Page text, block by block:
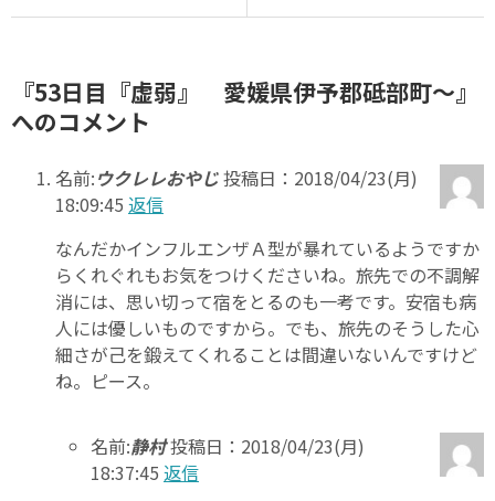
『53日目『虚弱』 愛媛県伊予郡砥部町～』
へのコメント
名前:ウクレレおやじ投稿日：2018/04/23(月)
18:09:45 返信
なんだかインフルエンザＡ型が暴れているようですか
らくれぐれもお気をつけくださいね。旅先での不調解
消には、思い切って宿をとるのも一考です。安宿も病
人には優しいものですから。でも、旅先のそうした心
細さが己を鍛えてくれることは間違いないんですけど
ね。ピース。
名前:静村投稿日：2018/04/23(月)
18:37:45 返信